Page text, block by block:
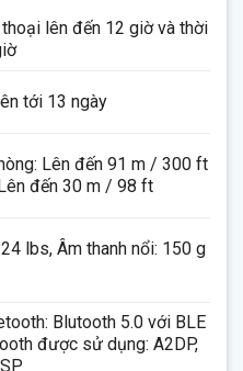
lên đến 12 giờ và thời
tới 13 ngày
Lên đến 91 m / 300 ft
đến 30 m / 98 ft
lbs, Âm thanh nổi: 150 g
Blutooth 5.0 với BLE
được sử dụng: A2DP,